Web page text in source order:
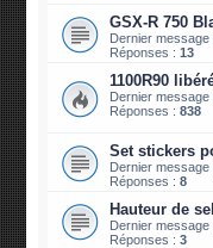
GSX-R 750
Dernier
Réponses :13
1100R90
Dernier
Réponses :838
Set stickers
Dernier
Réponses :8
Hauteur de
Dernier message
Réponses :3